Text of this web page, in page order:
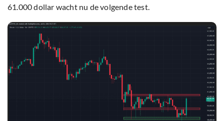
61.000 dollar wacht nu de volgende test.